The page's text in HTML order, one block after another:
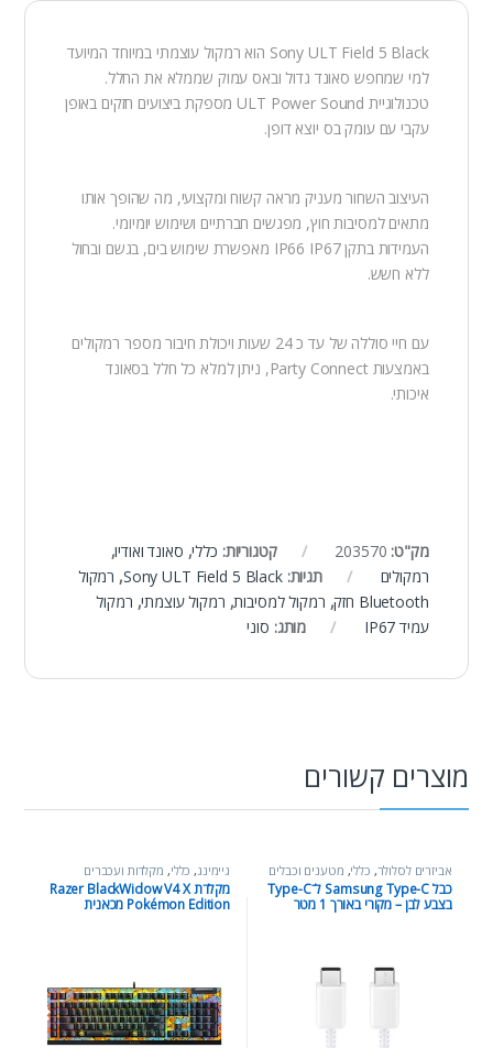
Sony ULT Field 5 Black הוא רמקול עוצמתי במיוחד המיועד
למי שמחפש סאונד גדול ובאס עמוק שממלא את החלל.
טכנולוגיית ULT Power Sound מספקת ביצועים חזקים באופן
עקבי עם עומק בס יוצא דופן.
העיצוב השחור מעניק מראה קשוח ומקצועי, מה שהופך אותו
מתאים למסיבות חוץ, מפגשים חברתיים ושימוש יומיומי.
העמידות בתקן IP66 IP67 מאפשרת שימוש בים, בגשם ובחול
ללא חשש.
עם חיי סוללה של עד כ 24 שעות ויכולת חיבור מספר רמקולים
באמצעות Party Connect, ניתן למלא כל חלל בסאונד
איכותי.
מק"ט: 203570 קטגוריות: כללי, סאונד ואודיו,
רמקולים
תגיות:Sony ULT Field 5 Black
, רמקול
Bluetooth חזק
, רמקול למסיבות, רמקול עוצמתי, רמקול
עמיד IP67
מותג: סוני
מוצרים קשורים
אביזרים לסלולר, כללי, מטענים וכבלים
כבל Samsung Type-C ל־Type-C
בצבע לבן – מקורי באורך 1 מטר
גיימינג, כללי, מקלדות ועכברים
מקלדת Razer BlackWidow V4 X
Pokémon Edition מכאנית